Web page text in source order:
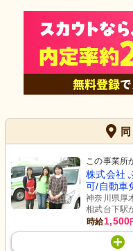
この事業所
株式会社
可/自動車
神奈川県厚
相武台下駅
時給1,500